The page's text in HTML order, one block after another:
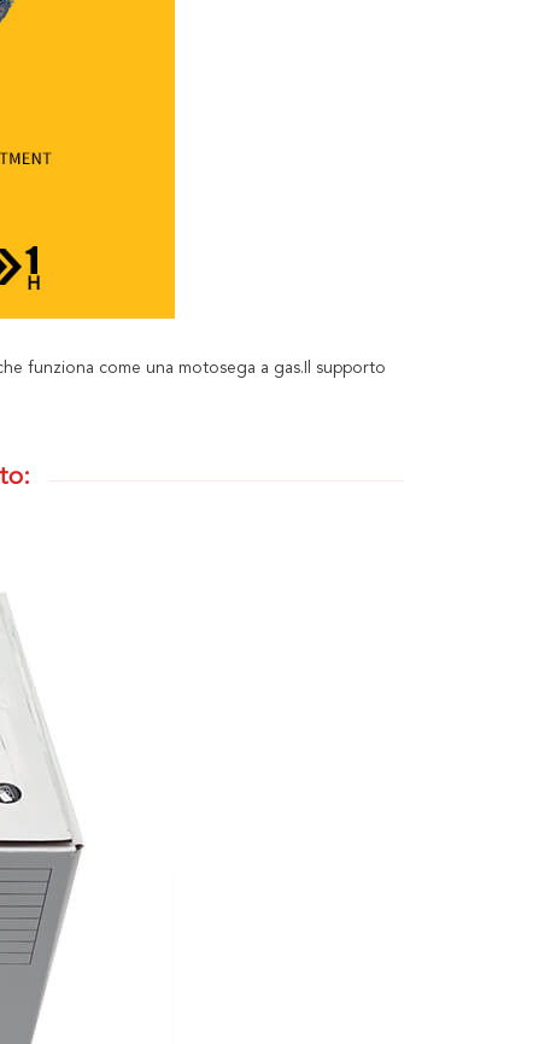
funziona come una motosega a gas.Il supporto